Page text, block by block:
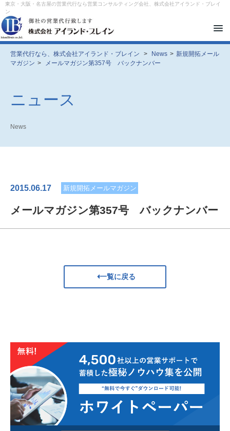
東京・大阪・名古屋の営業代行なら営業コンサルティング会社、株式会社アイランド・ブレイ
ン
メ
ュ
ー
営業代行なら、株式会社アイランド・ブレイン > News > 新規開拓メール
マガジン > メールマガジン第357号 バックナンバー
ニュース
News
2015.06.17 新規開拓メールマガジン
メールマガジン第357号 バックナンバー
一覧に戻る